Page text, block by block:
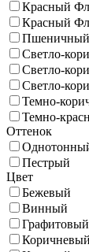
Красный
Красный
Светло-
Светло-
Светло-
Темно-
Темно-
Оттенок
Пестрый
Цвет
Бежевый
Винный
Графитовый
Коричневый